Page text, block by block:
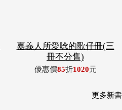
嘉義人所愛唸的歌仔冊(三
冊不分售)
優惠價85折1020元
更多新書